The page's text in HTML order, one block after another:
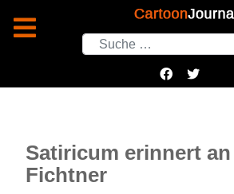
Suchen
Satiricum erinnert
Fichtner